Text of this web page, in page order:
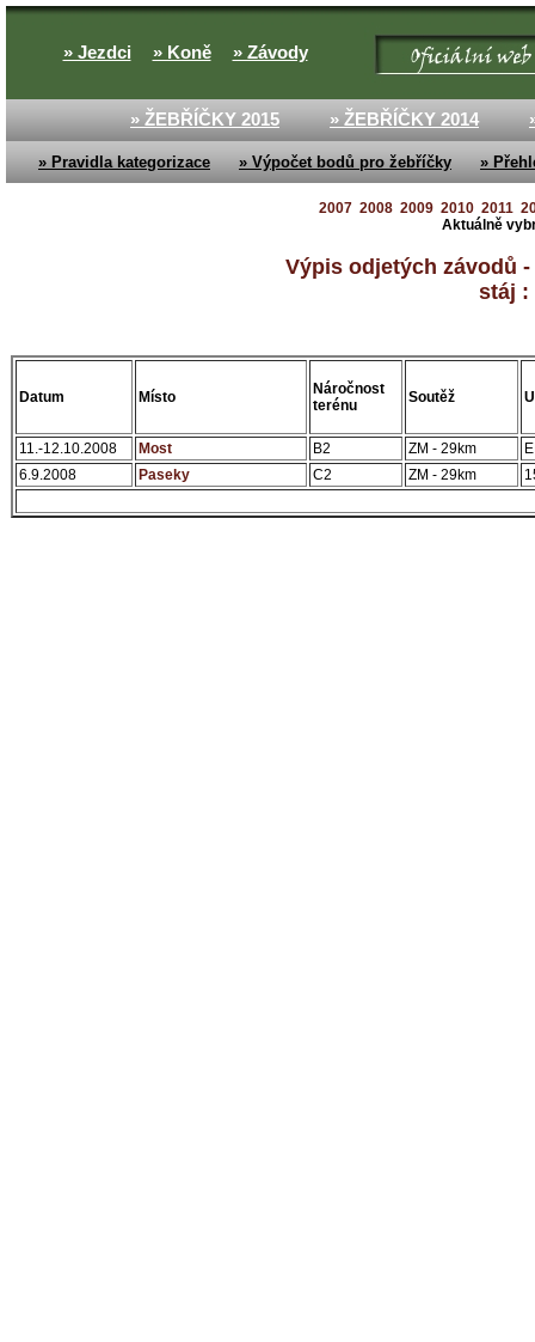
» Jezdci » Koně » Závody
» ŽEBŘÍČKY 2015 » ŽEBŘÍČKY 2014
» Pravidla kategorizace » Výpočet bodů pro žebříčky »
2007 2008 2009 2010 2011
Aktuálně
Výpis odjetých závodů
stáj :
Datum Místo
Náročnost
terénu
Soutěž
11.-12.10.2008 Most B2 ZM - 29km
6.9.2008
Paseky C2 ZM - 29km